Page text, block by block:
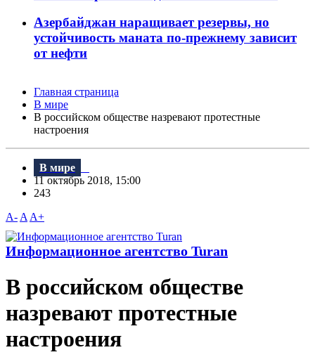
Азербайджан наращивает резервы, но
устойчивость маната по-прежнему зависит
от нефти
Главная страница
В мире
В российском обществе назревают протестные
настроения
В мире
11 октябрь 2018, 15:00
243
A- A A+
Информационное агентство Turan
В российском обществе
назревают протестные
настроения